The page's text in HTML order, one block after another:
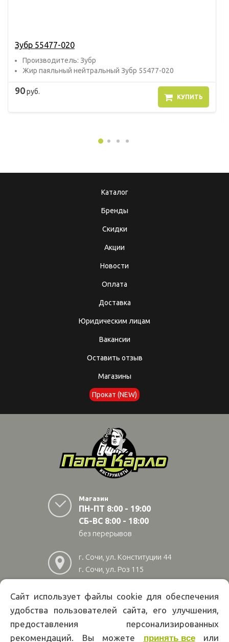
Зубр 55477-020
Прoизвoдитель: Зубр
Жир паяльный нейтральный Зубр 55477-020
90руб.
КУПИТЬ
Каталог
Бренды
Скидки
Акции
Новости
Оплата
Доставка
Юридическим лицам
Вакансии
Оставить отзыв
Магазины
Прокат (NEW)
Магазин
ПН-ПТ 8:00 - 19:00
СБ-ВС 8:00 - 18:00
без перерывов
г. Сочи, ул. Конституции 44
г. Сочи, ул. Роз 115
г. Адлер, ул Авиационная
28/10
222 02 01
Сайт использует файлы cookie для обеспечения
удобства пользователей сайта, его улучшения,
предоставления персонализированных
рекомендаций. Вы можете принять всеили